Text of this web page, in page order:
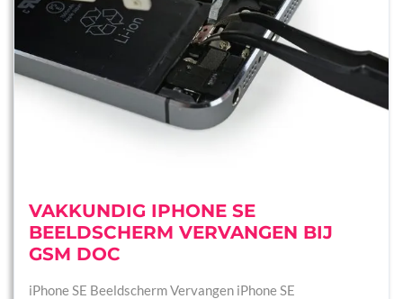
VAKKUNDIG IPHONE SE
BEELDSCHERM VERVANGEN BIJ
GSM DOC
iPhone SE Beeldscherm Vervangen iPhone SE